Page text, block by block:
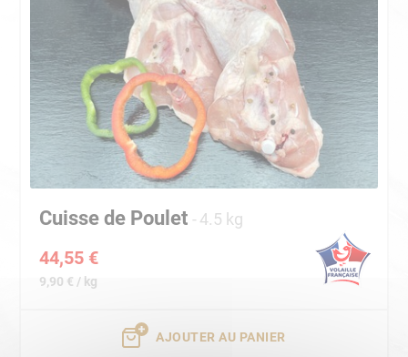
Cuisse de Poulet 4.5 kg
44,55 €
9,90 € / kg
AJOUTER AU PANIER